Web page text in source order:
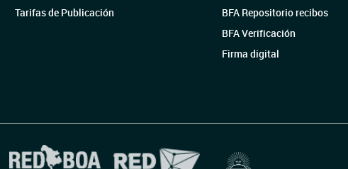
Tarifas de Publicación
BFA Repositorio recibos
BFA Verificación
Firma digital